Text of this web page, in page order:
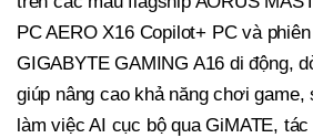
PC AERO X16 Copilot+ PC và
GIGABYTE GAMING A16 di động,
giúp nâng cao khả năng chơi
làm việc AI cục bộqua GiMATE,